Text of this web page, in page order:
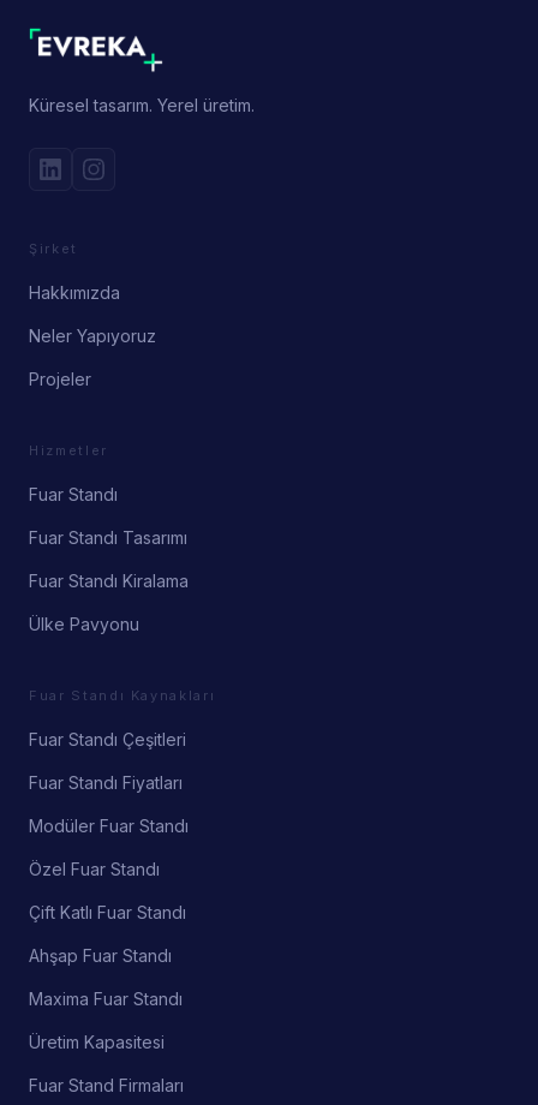
Küresel tasarım. Yerel üretim.
Şirket
Hakkımızda
Neler Yapıyoruz
Projeler
Hizmetler
Fuar Standı
Fuar Standı Tasarımı
Fuar Standı Kiralama
Ülke Pavyonu
Fuar Standı Kaynakları
Fuar Standı Çeşitleri
Fuar Standı Fiyatları
Modüler Fuar Standı
Özel Fuar Standı
Çift Katlı Fuar Standı
Ahşap Fuar Standı
Maxima Fuar Standı
Üretim Kapasitesi
Fuar Stand Firmaları